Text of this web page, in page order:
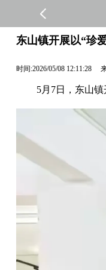
东山镇开展以“珍
时间:2026/05/08 12:11:28
5月7日，东山